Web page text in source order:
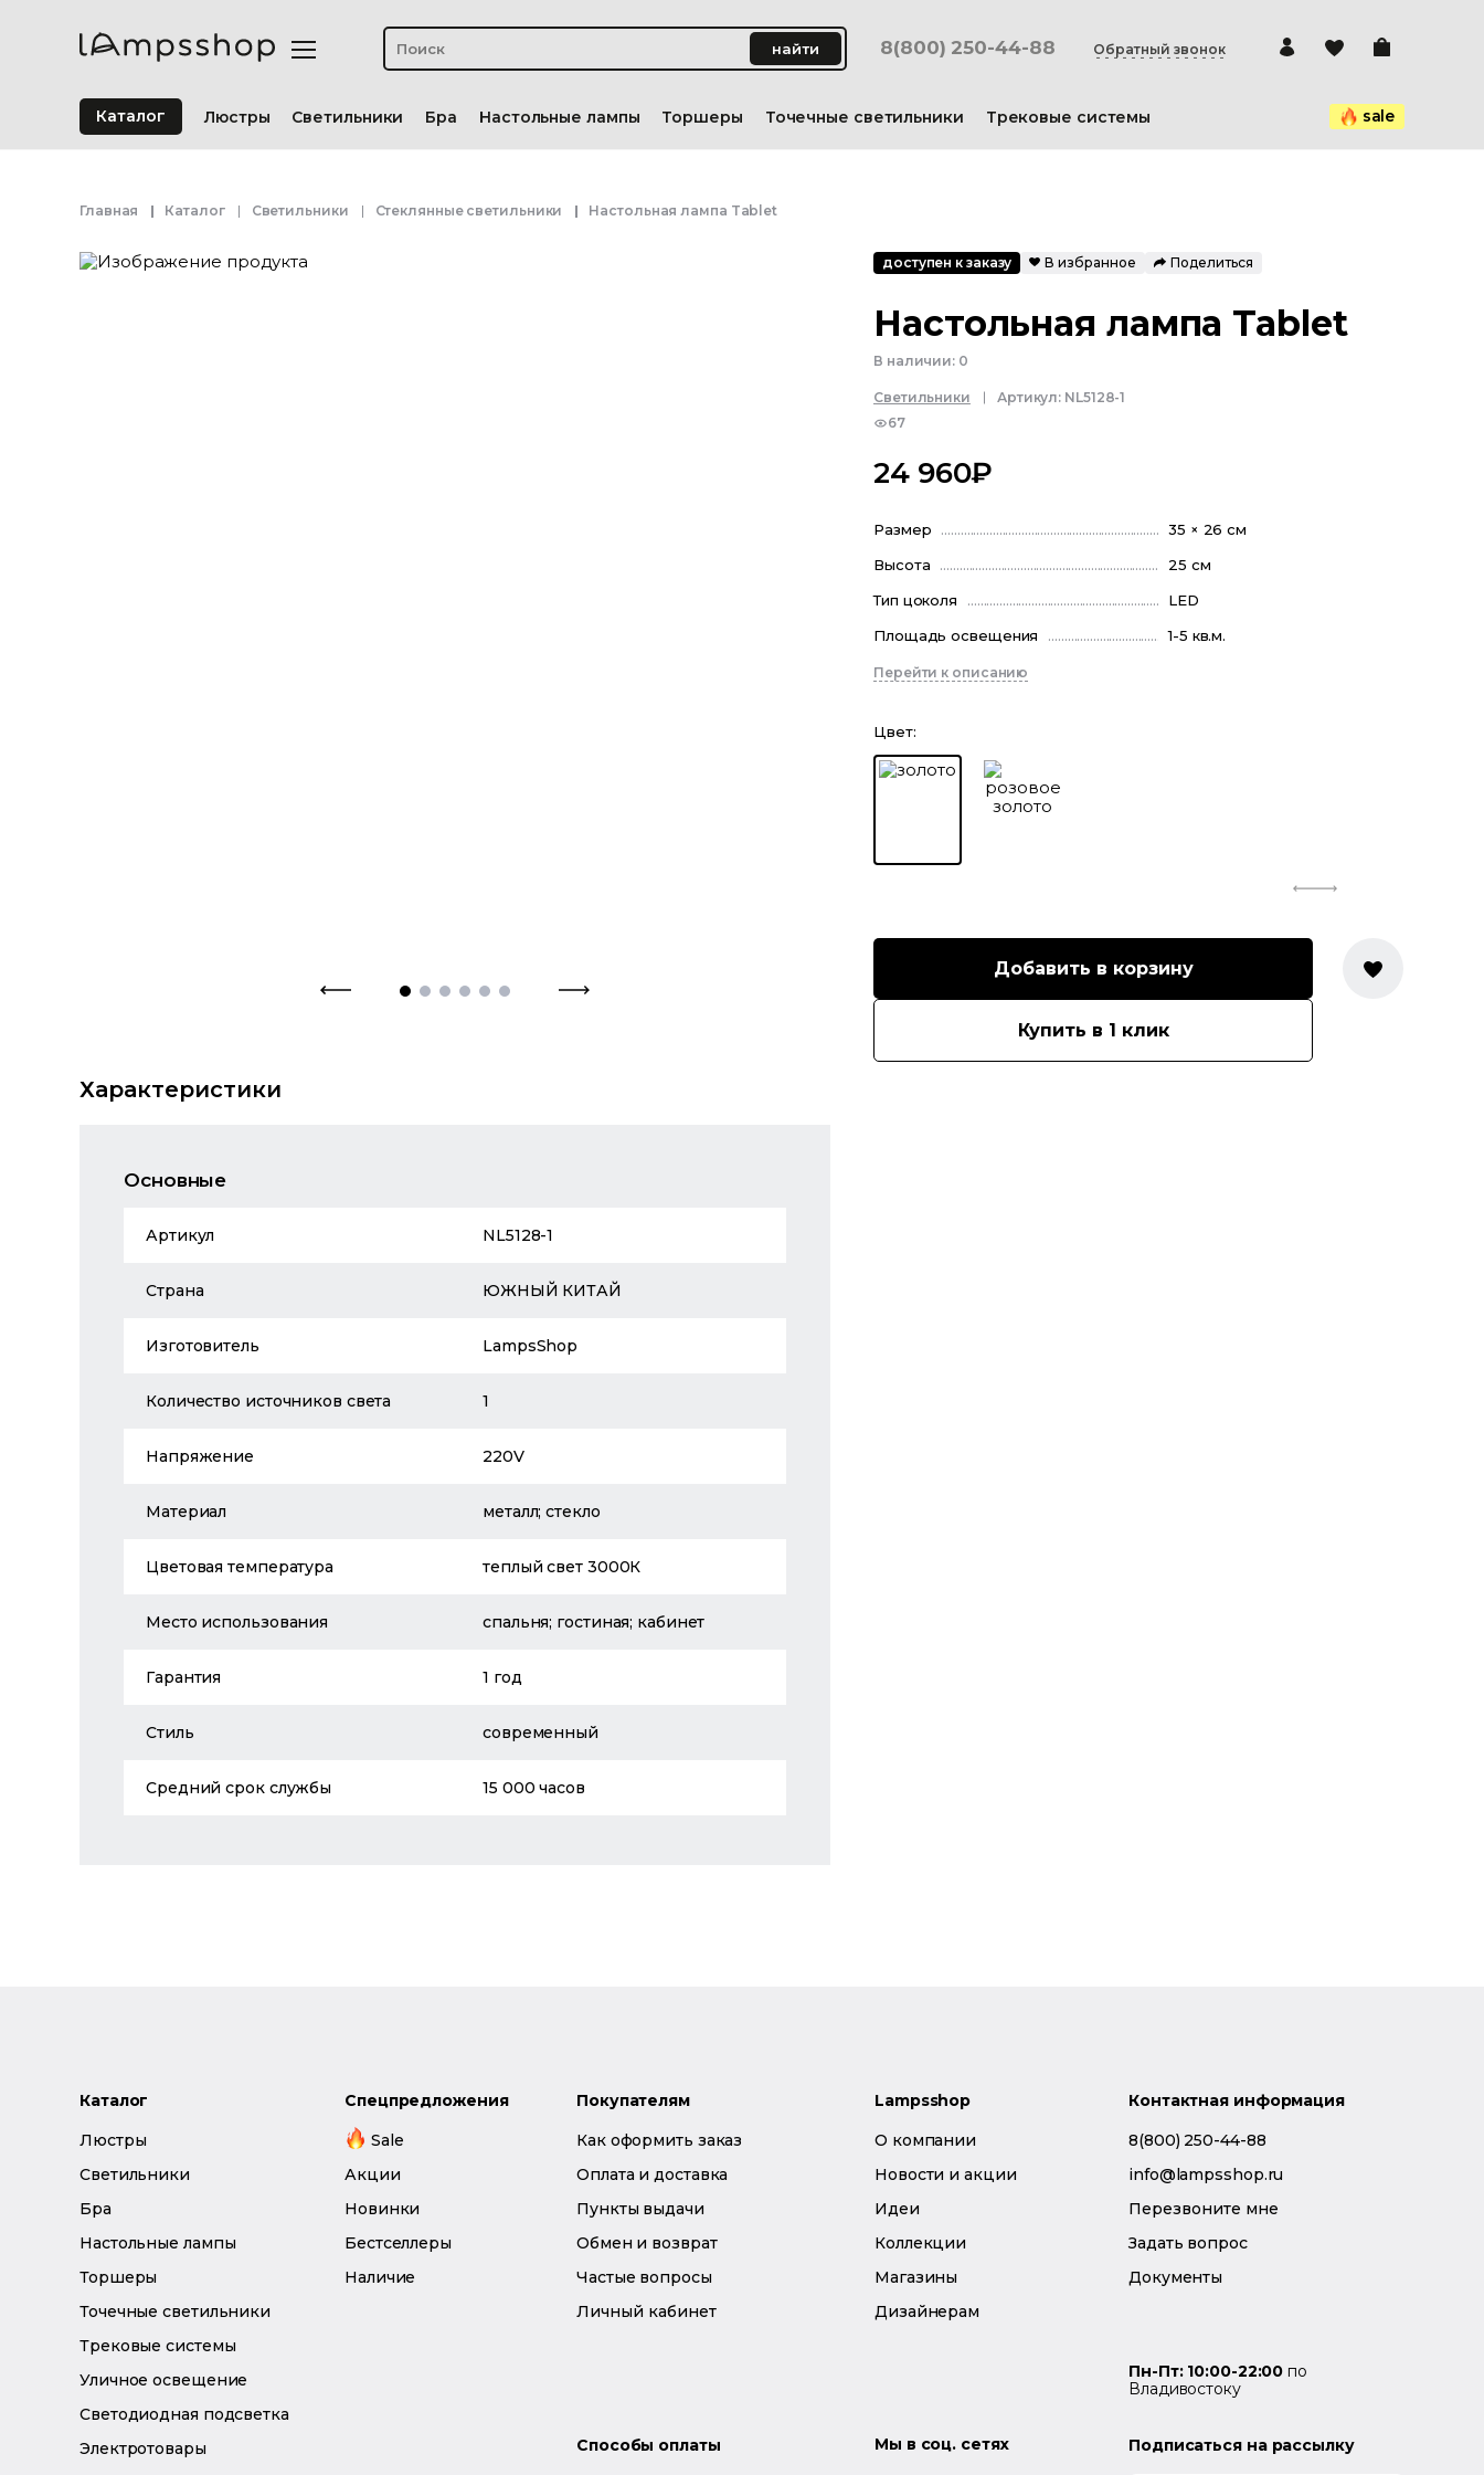
найти 8(800) 250-44-88 Обратный звонок
Каталог Люстры Светильники Бра Настольные лампы Торшеры Точечные светильники Трековые системы sale
Главная Каталог Светильники Стеклянные светильники Настольная лампа Tablet
Характеристики
Основные
Артикул NL5128-1
Страна ЮЖНЫЙ КИТАЙ
Изготовитель LampsShop
Количество источников света 1
Напряжение 220V
Материал металл; стекло
Цветовая температура теплый свет 3000К
Место использования спальня; гостиная; кабинет
Гарантия 1 год
Стиль современный
Средний срок службы 15 000 часов
доступен к заказу В избранное Поделиться
Настольная лампа Tablet
В наличии: 0
Светильники Артикул: NL5128-1
67
24 960₽
Размер
35 × 26 см
Высота
25 см
Тип цоколя
LED
Площадь освещения
1-5 кв.м.
Перейти к описанию
Цвет:
Добавить в корзину
Купить в 1 клик
Каталог
Люстры
Светильники
Бра
Настольные лампы
Торшеры
Точечные светильники
Трековые системы
Уличное освещение
Светодиодная подсветка
Электротовары
Спецпредложения
Sale
Акции
Новинки
Бестселлеры
Наличие
Покупателям
Как оформить заказ
Оплата и доставка
Пункты выдачи
Обмен и возврат
Частые вопросы
Личный кабинет
Способы оплаты
Lampsshop
О компании
Новости и акции
Идеи
Коллекции
Магазины
Дизайнерам
Мы в соц. сетях
Контактная информация
8(800) 250-44-88
info@lampsshop.ru
Перезвоните мне
Задать вопрос
Документы
Пн-Пт: 10:00-22:00 по
Владивостоку
Подписаться на рассылку